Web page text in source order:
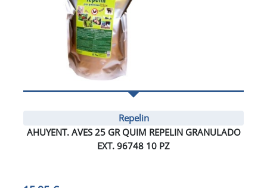
Repelin
AHUYENT. AVES 25 GR QUIM REPELIN GRANULADO
EXT. 96748 10 PZ